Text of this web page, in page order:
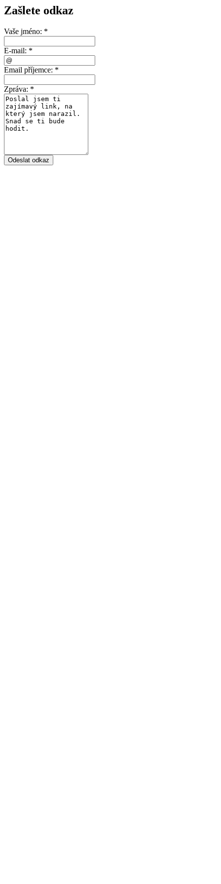
Zašlete odkaz
Vaše jméno: *
E-mail: *
Email příjemce: *
Zpráva: *